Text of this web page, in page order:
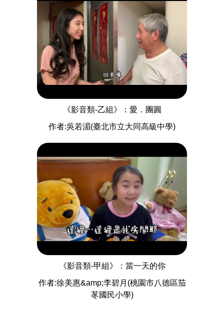
《影音類-乙組》：愛．團圓
作者:吳若湄(臺北市立大同高級中學)
《影音類-甲組》：當一天的你
作者:徐美惠&amp;李碧月(桃園市八德區茄
苳國民小學)